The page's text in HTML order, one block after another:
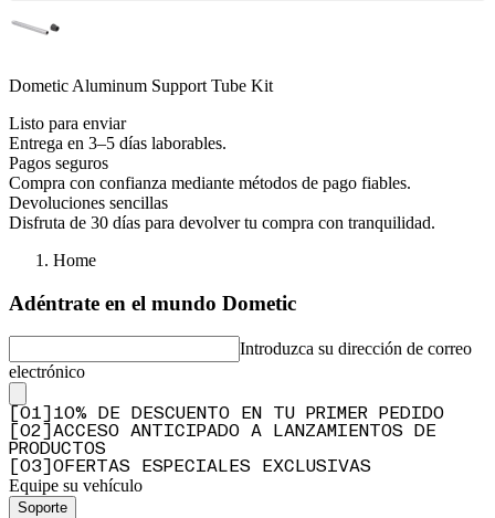
Dometic Aluminum Support Tube Kit
Listo para enviar
Entrega en 3–5 días laborables.
Pagos seguros
Compra con confianza mediante métodos de pago fiables.
Devoluciones sencillas
Disfruta de 30 días para devolver tu compra con tranquilidad.
Home
Adéntrate en el mundo Dometic
Introduzca su dirección de correo
electrónico
01
10% DE DESCUENTO EN TU PRIMER PEDIDO
02
ACCESO ANTICIPADO A LANZAMIENTOS DE
PRODUCTOS
03 OFERTAS ESPECIALES EXCLUSIVAS
Equipe su vehículo
Soporte